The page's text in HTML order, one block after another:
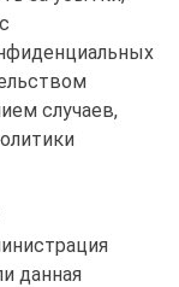
случаев,
данная